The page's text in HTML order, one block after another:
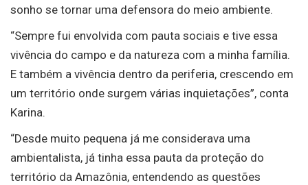
sonho se tornar uma defensora do meio ambiente.
“Sempre fui envolvida com pauta sociais e tive essa
vivência do campo e da natureza com a minha família.
E também a vivência dentro da periferia, crescendo em
um território onde surgem várias inquietações”, conta
Karina.
“Desde muito pequena já me considerava uma
ambientalista, já tinha essa pauta da proteção do
território da Amazônia, entendendo as questões